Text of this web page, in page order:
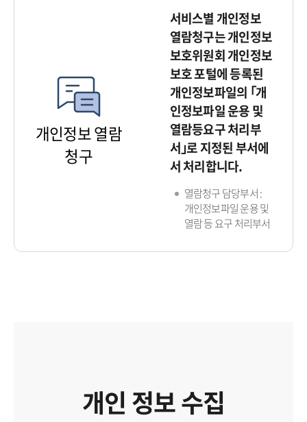
개인정보 열람
청구
서비스별 개인정보
열람청구는 개인정보
보호위원회 개인정보
보호 포털에 등록된
개인정보파일의 ｢개
인정보파일 운용 및
열람등요구 처리부
서｣로 지정된 부서에
서 처리합니다.
열람청구 담당부서 :
개인정보파일 운용 및
열람 등 요구 처리부서
개인 정보 수집